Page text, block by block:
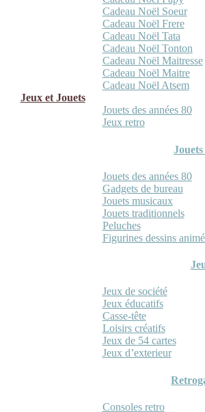
Cadeau Noël Soeur
Cadeau Noël Frere
Cadeau Noël Tata
Cadeau Noël Tonton
Cadeau Noël Maitresse
Cadeau Noël Maitre
Cadeau Noël Atsem
Jeux et Jouets
Jouets des années 80
Jeux retro
Jouets des années 80
Gadgets de bureau
Jouets musicaux
Jouets traditionnels
Peluches
Figurines dessins
Jeux de société
Jeux éducatifs
Casse-tête
Loisirs créatifs
Jeux de 54 cartes
Jeux d’exterieur
Consoles retro